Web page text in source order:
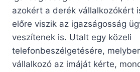
azokért a derék vállalkozókért
előre viszik az igazságosság
veszítenek is. Utalt egy közeli
telefonbeszélgetésére,
vállalkozó az imáját kérte,